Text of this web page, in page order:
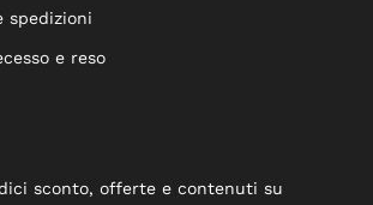
spedizioni
e reso
sconto, offerte e contenuti su